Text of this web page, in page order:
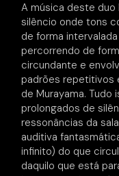
A música deste
silêncio onde tons
de forma
percorrendo de
circundante e
padrões repetitivos
de Murayama.
prolongados de
ressonâncias da
auditiva
infinito) do que
daquilo que está